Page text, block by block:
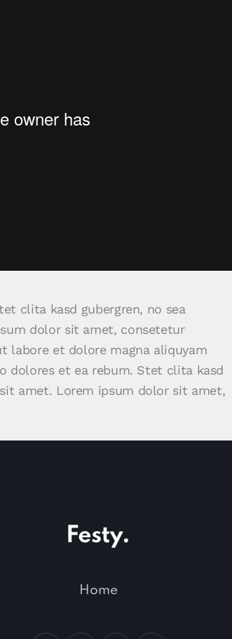
clita kasd gubergren, no sea
dolor sit amet, consetetur
labore et dolore magna aliquyam
dolores et ea rebum. Stet clita kasd
amet. Lorem ipsum dolor sit amet,
Home